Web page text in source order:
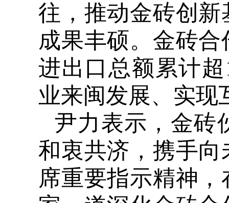
往，推动金砖创
成果丰硕。金砖
进出口总额累计
业来闽发展、实现
尹力表示，金砖
和衷共济，携手
席重要指示精神